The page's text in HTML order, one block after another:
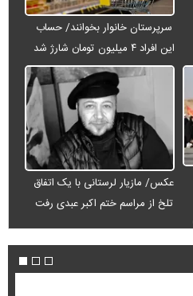
سرپرستان خانوار بخوانند/ حساب
این افراد ۴ میلیون تومان شارژ شد
عکس/ مازیار لرستانی با یک اتفاق
تلخ از مراسم ختم اکبر عبدی رفت